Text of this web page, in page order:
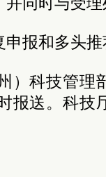
报和多头
）科技管理
报送。科技